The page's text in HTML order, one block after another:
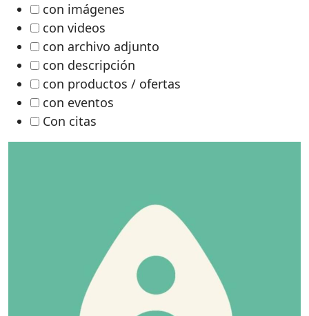
con imágenes
con videos
con archivo adjunto
con descripción
con productos / ofertas
con eventos
Con citas